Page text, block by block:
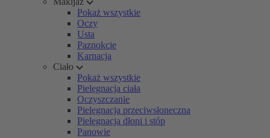
Pokaż wszystkie
Oczy
Usta
Paznokcie
Karnacja
Ciało
Pokaż wszystkie
Pielęgnacja ciała
Oczyszczanie
Pielęgnacja przeciwsłoneczna
Pielęgnacja dłoni i stóp
Panowie